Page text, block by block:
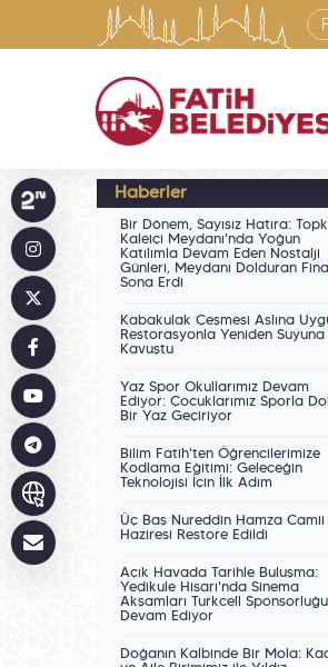
Haberler
Bir Dönem, Sayısız Hatıra:
Kaleiçi Meydanı'nda Yoğun
Katılımla Devam Eden Nostalji
Günleri, Meydanı Dolduran
Sona Erdi
Kabakulak Çeşmesi Aslına
Restorasyonla Yeniden Suyuna
Kavuştu
Yaz Spor Okullarımız Devam
Ediyor: Çocuklarımız Sporla
Bir Yaz Geçiriyor
Bilim Fatih'ten Öğrencilerimize
Kodlama Eğitimi: Geleceğin
Teknolojisi İçin İlk Adım
Üç Baş Nureddin Hamza Camii
Haziresi Restore Edildi
Açık Havada Tarihle Buluşma:
Yedikule Hisarı'nda Sinema
Akşamları Turkcell
Devam Ediyor
Doğanın Kalbinde Bir Mola: